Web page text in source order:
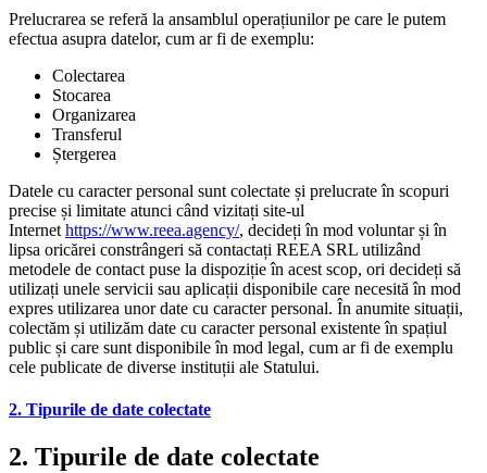
Prelucrarea se referă la ansamblul operațiunilor pe care le putem
efectua asupra datelor, cum ar fi de exemplu:
Colectarea
Stocarea
Organizarea
Transferul
Ștergerea
Datele cu caracter personal sunt colectate și prelucrate în scopuri
precise și limitate atunci când vizitați site-ul
Internet https://www.reea.agency/, decideți în mod voluntar și în
lipsa oricărei constrângeri să contactați REEA SRL utilizând
metodele de contact puse la dispoziție în acest scop, ori decideți să
utilizați unele servicii sau aplicații disponibile care necesită în mod
expres utilizarea unor date cu caracter personal. În anumite situații,
colectăm și utilizăm date cu caracter personal existente în spațiul
public și care sunt disponibile în mod legal, cum ar fi de exemplu
cele publicate de diverse instituții ale Statului.
2. Tipurile de date colectate
2. Tipurile de date colectate